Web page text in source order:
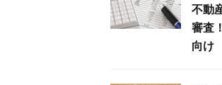
不動
審査
向け